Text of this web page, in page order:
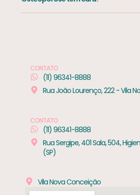
CONTATO
(11) 96341-8888
Rua João Lourenço, 222 - Vila
CONTATO
(11) 96341-8888
Rua Sergipe, 401 Sala, 504,
(SP)
Vila Nova Conceição